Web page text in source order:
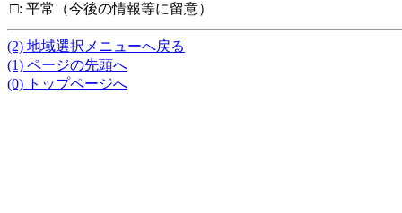
□: 平常（今後の情報等に留意）
(2) 地域選択メニューへ戻る
(1) ページの先頭へ
(0) トップページへ